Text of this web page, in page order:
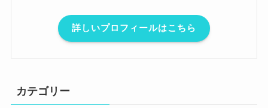
詳しいプロフィールはこちら
カテゴリー